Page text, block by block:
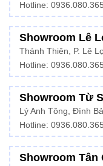
Hotline:
Showroom Lê
Thánh Thiên, P. Lê
Hotline:
Showroom Từ
Lý Anh Tông, Đình
Hotline:
Showroom Tân